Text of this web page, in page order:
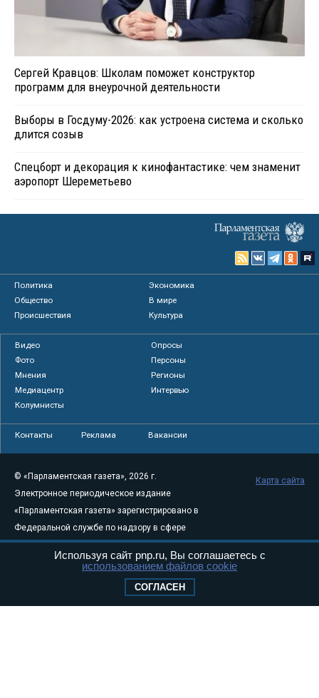
Сергей Кравцов: Школам поможет конструктор
программ для внеурочной деятельности
Выборы в Госдуму-2026: как устроена система и сколько
длится созыв
Спецборт и декорация к кинофантастике: чем знаменит
аэропорт Шереметьево
Политика
Экономика
Общество
В мире
Происшествия
Культура
Видео
Опросы
Фото
Персоны
Мнения
Регионы
Медиацентр
Интервью
Колумнисты
Контакты Реклама Вакансии
© «Парламентская газета», 2026 г.
Электронное периодическое издание
«Парламентская газета» зарегистрировано в
Федеральной службе по надзору в сфере
связи, информационных технологий и
массовых коммуникаций (Роскомнадзор) 05
Свидетельство о регистрации Эл № ФС77-
Карта сайта
Используя сайт pnp.ru, Вы соглашаетесь с
использованием файлов cookie
СОГЛАСЕН